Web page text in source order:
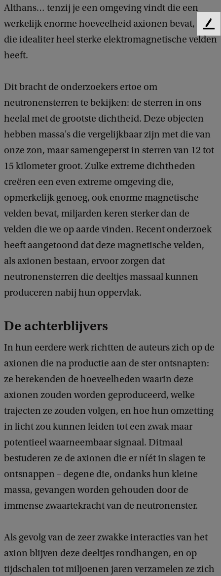
Althans… tenzij je een omgeving vindt die een
werkelijk enorme hoeveelheid axionen bevat, en
die idealiter heel sterke elektromagnetische velden
heeft.
Dit bracht de onderzoekers ertoe om
neutronensterren te bekijken: de sterren in ons
heelal met de grootste dichtheid. Deze objecten
hebben massa's die vergelijkbaar zijn met die van
onze zon, maar samengeperst in sterren van 12 tot
15 kilometer groot. Zulke extreme dichtheden
creëren een even extreme omgeving die,
opmerkelijk genoeg, ook enorme magnetische
velden bevat, miljarden keren sterker dan de
velden die we op aarde vinden. Recent onderzoek
heeft aangetoond dat deze magnetische velden,
als axionen bestaan, ervoor zorgen dat
neutronensterren die deeltjes massaal kunnen
produceren nabij hun oppervlak.
De achterblijvers
In hun eerdere werk richtten de auteurs zich op de
axionen die na productie aan de ster ontsnapten:
ze berekenden de hoeveelheden waarin deze
axionen zouden worden geproduceerd, welke
trajecten ze zouden volgen, en hoe hun omzetting
in licht zou kunnen leiden tot een zwak maar
potentieel waarneembaar signaal. Ditmaal
bestuderen ze de axionen die er níét in slagen te
ontsnappen – degene die, ondanks hun kleine
massa, gevangen worden gehouden door de
immense zwaartekracht van de neutronenster.
Als gevolg van de zeer zwakke interacties van het
axion blijven deze deeltjes rondhangen, en op
tijdschalen tot miljoenen jaren verzamelen ze zich
F
e